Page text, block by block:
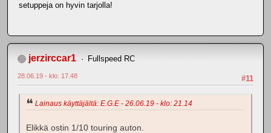
setuppeja on hyvin tarjolla!
jerzirccar1 Fullspeed RC
#11
28.06.19 - klo: 17.48
Lainaus käyttäjältä: E.G.E - 26.06.19 - klo: 21.14
Elikkä ostin 1/10 touring auton.